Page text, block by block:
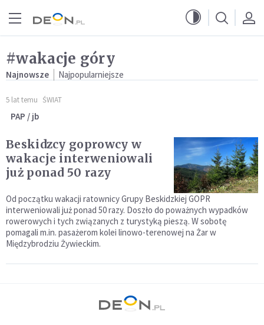
#wakacje góry
Najnowsze Najpopularniejsze
5 lat temu ŚWIAT
PAP / jb
Beskidzcy goprowcy w
wakacje interweniowali
już ponad 50 razy
Od początku wakacji ratownicy Grupy Beskidzkiej GOPR
interweniowali już ponad 50 razy. Doszło do poważnych wypadków
rowerowych i tych związanych z turystyką pieszą. W sobotę
pomagali m.in. pasażerom kolei linowo-terenowej na Żar w
Międzybrodziu Żywieckim.